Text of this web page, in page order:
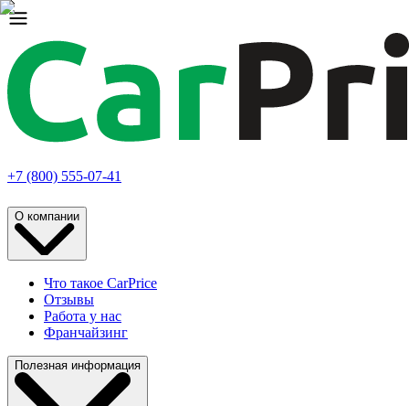
+7 (800) 555-07-41
О компании
Что такое CarPrice
Отзывы
Работа у нас
Франчайзинг
Полезная информация